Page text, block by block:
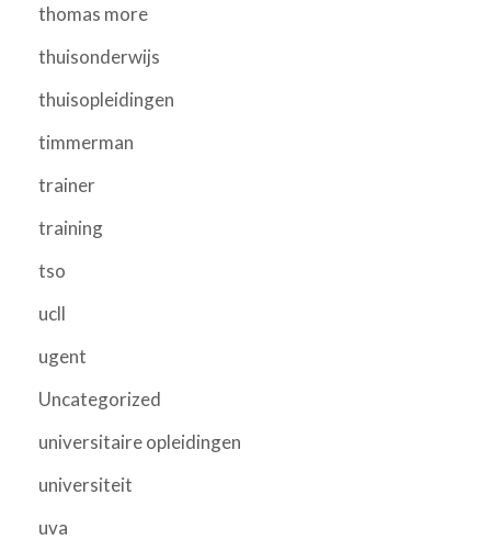
thomas more
thuisonderwijs
thuisopleidingen
timmerman
trainer
training
tso
ucll
ugent
Uncategorized
universitaire opleidingen
universiteit
uva